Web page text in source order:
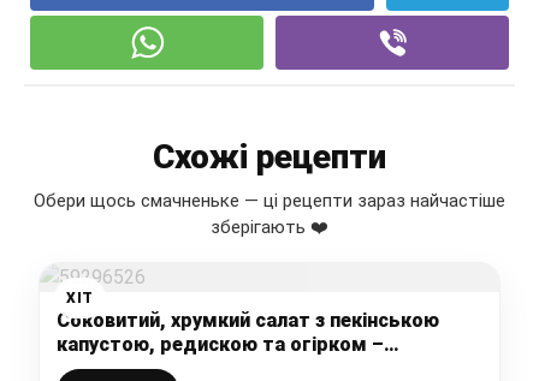
Схожі рецепти
Обери щось смачненьке — ці рецепти зараз найчастіше
зберігають ❤️
ХІТ
Соковитий, хрумкий салат з пекінською
капустою, редискою та огірком –
улюблений, свіженький весняний салатик